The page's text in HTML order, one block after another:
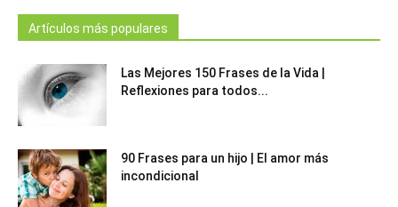
Artículos más populares
Las Mejores 150 Frases de la Vida |
Reflexiones para todos...
90 Frases para un hijo | El amor más
incondicional